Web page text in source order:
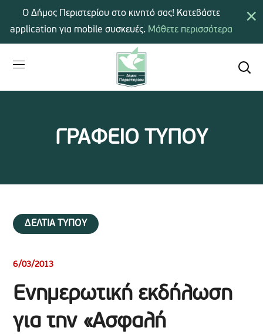
ΓΡΑΦΕΙΟ ΤΥΠΟΥ
ΔΕΛΤΙΑ ΤΥΠΟΥ
6/03/2013
Ενημερωτική εκδήλωση
για την «Ασφαλή
×
Ο Δήμος Περιστερίου στο κινητό σας! Κατεβάστε
application για mobile συσκευές. Μάθετε περισσότερα